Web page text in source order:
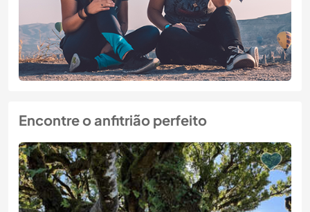
Encontre o anfitrião perfeito